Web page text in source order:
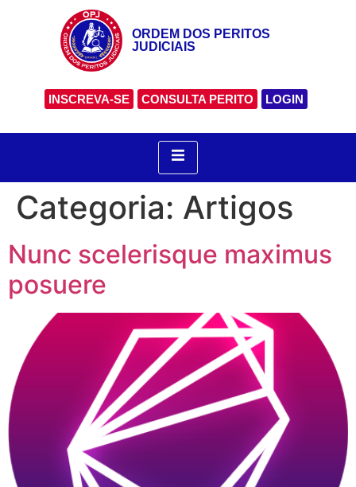
ORDEM DOS PERITOS
JUDICIAIS
INSCREVA-SE CONSULTA PERITO LOGIN
Categoria: Artigos
Nunc scelerisque maximus
posuere